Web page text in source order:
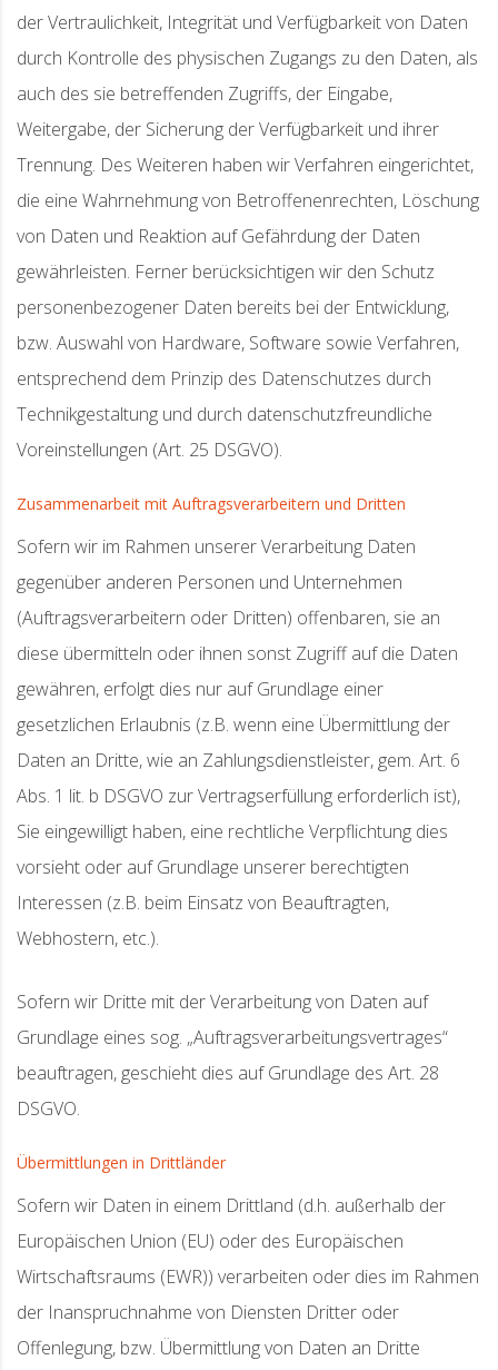
der Vertraulichkeit, Integrität und Verfügbarkeit von Daten
durch Kontrolle des physischen Zugangs zu den Daten, als
auch des sie betreffenden Zugriffs, der Eingabe,
Weitergabe, der Sicherung der Verfügbarkeit und ihrer
Trennung. Des Weiteren haben wir Verfahren eingerichtet,
die eine Wahrnehmung von Betroffenenrechten, Löschung
von Daten und Reaktion auf Gefährdung der Daten
gewährleisten. Ferner berücksichtigen wir den Schutz
personenbezogener Daten bereits bei der Entwicklung,
bzw. Auswahl von Hardware, Software sowie Verfahren,
entsprechend dem Prinzip des Datenschutzes durch
Technikgestaltung und durch datenschutzfreundliche
Voreinstellungen (Art. 25 DSGVO).
Zusammenarbeit mit Auftragsverarbeitern und Dritten
Sofern wir im Rahmen unserer Verarbeitung Daten
gegenüber anderen Personen und Unternehmen
(Auftragsverarbeitern oder Dritten) offenbaren, sie an
diese übermitteln oder ihnen sonst Zugriff auf die Daten
gewähren, erfolgt dies nur auf Grundlage einer
gesetzlichen Erlaubnis (z.B. wenn eine Übermittlung der
Daten an Dritte, wie an Zahlungsdienstleister, gem. Art. 6
Abs. 1 lit. b DSGVO zur Vertragserfüllung erforderlich ist),
Sie eingewilligt haben, eine rechtliche Verpflichtung dies
vorsieht oder auf Grundlage unserer berechtigten
Interessen (z.B. beim Einsatz von Beauftragten,
Webhostern, etc.).
Sofern wir Dritte mit der Verarbeitung von Daten auf
Grundlage eines sog. „Auftragsverarbeitungsvertrages“
beauftragen, geschieht dies auf Grundlage des Art. 28
DSGVO.
Übermittlungen in Drittländer
Sofern wir Daten in einem Drittland (d.h. außerhalb der
Europäischen Union (EU) oder des Europäischen
Wirtschaftsraums (EWR)) verarbeiten oder dies im Rahmen
der Inanspruchnahme von Diensten Dritter oder
Offenlegung, bzw. Übermittlung von Daten an Dritte